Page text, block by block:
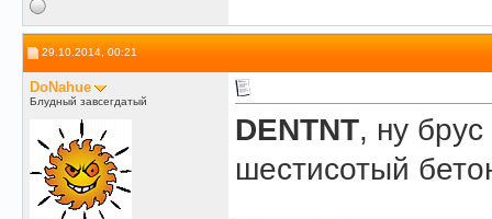
29.10.2014, 00:21
DoNahue
Блудный завсегдатый
DENTNT, ну
шестисотый